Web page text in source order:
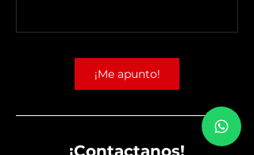
¡Me apunto!
¡Contactanos!